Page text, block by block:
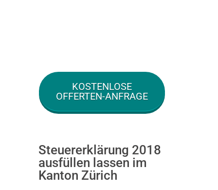
KOSTENLOSE
OFFERTEN-ANFRAGE
Steuererklärung 2018
ausfüllen lassen im
Kanton Zürich